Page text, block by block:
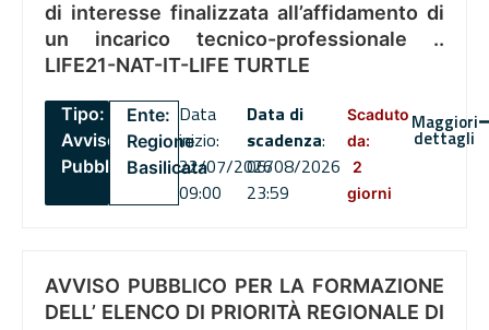
di interesse finalizzata all’affidamento di
un incarico tecnico-professionale ..
LIFE21-NAT-IT-LIFE TURTLE
Tipo:
Avviso
Pubblico
Ente:
Regione
Basilicata
Data
inizio:
22/07/2026
09:00
Data di
scadenza:
06/08/2026
23:59
Scaduto
da:
2
giorni
Maggiori
dettagli
AVVISO PUBBLICO PER LA FORMAZIONE
DELL’ ELENCO DI PRIORITÀ REGIONALE DI